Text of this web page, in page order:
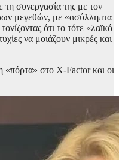
συνεργασία της με τον
μεγεθών, με «ασύλληπτα
ότι το τότε «λαϊκό
να μοιάζουν μικρές και
στο X-Factor και οι